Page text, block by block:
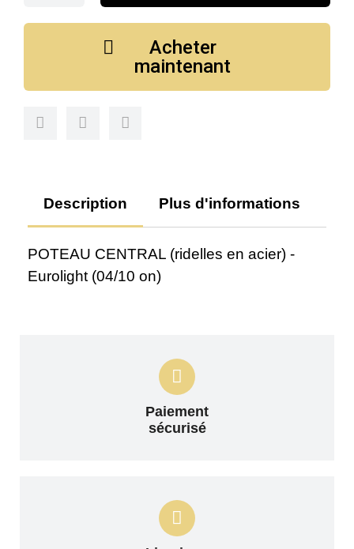
Acheter
maintenant
Description Plus d'informations
POTEAU CENTRAL (ridelles en acier) -
Eurolight (04/10 on)
Paiement
sécurisé